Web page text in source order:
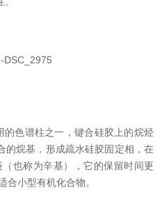
色谱柱之一，键合硅胶上的烷烃
的烷基，形成疏水硅胶固定相，在
也称为辛基），它的保留时间更
合小型有机化合物。